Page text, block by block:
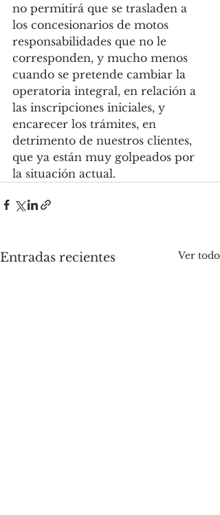
no permitirá que se trasladen a
los concesionarios de motos
responsabilidades que no le
corresponden, y mucho menos
cuando se pretende cambiar la
operatoria integral, en relación a
las inscripciones iniciales, y
encarecer los trámites, en
detrimento de nuestros clientes,
que ya están muy golpeados por
la situación actual.
Entradas recientes Ver todo